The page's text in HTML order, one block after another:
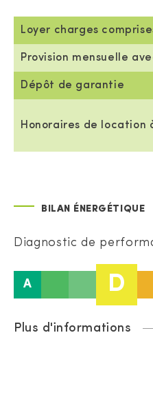
Loyer charges
Provision mensuelle
Dépôt de garantie
Honoraires de location
BILAN ÉNERGÉTIQUE
Diagnostic de
A D
Plus d'informations